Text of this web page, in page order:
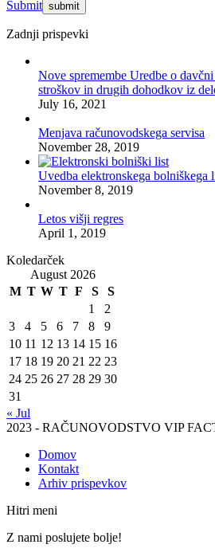
Submit
Zadnji prispevki
Nove spremembe Uredbe o
stroškov in drugih dohodkov iz
July 16, 2021
Menjava računovodskega servisa
November 28, 2019
Uvedba elektronskega bolniškega
November 8, 2019
Letos višji regres
April 1, 2019
Koledarček
August 2026
M T W T F S
S
1
2
3
4 5 6 7 8
9
10 11 12 13 14 15 16
17 18 19 20 21 22 23
24 25 26 27 28 29 30
31
« Jul
2023 - RAČUNOVODSTVO VIP
Domov
Kontakt
Arhiv prispevkov
Hitri meni
Z nami poslujete bolje!